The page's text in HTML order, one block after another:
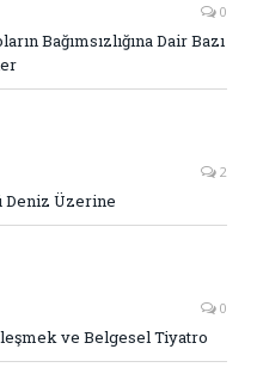
0
Bağımsızlığına Dair Bazı
2
Deniz Üzerine
0
ve Belgesel Tiyatro